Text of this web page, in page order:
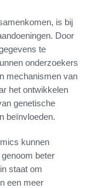
is bij
Door
te
onderzoekers
mechanismen van
het ontwikkelen
genetische
beïnvloeden.
kunnen
beter
staat om
een meer